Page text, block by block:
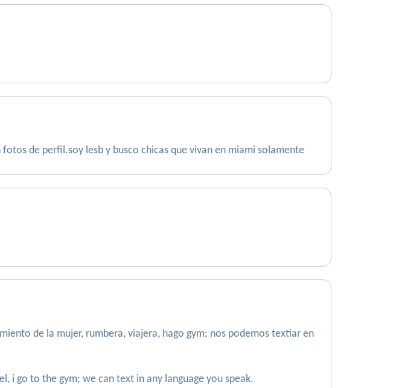
de perfil.soy lesb y busco chicas que vivan en miami solamente
de la mujer, rumbera, viajera, hago gym; nos podemos textiar en
i go to the gym; we can text in any language you speak.